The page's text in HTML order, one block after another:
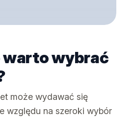
warto wybrać
może wydawać się
względu na szeroki wybór